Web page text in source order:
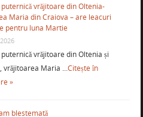
vrăjitoare din Oltenia-
Maria din Craiova – are leacuri
pentru luna Martie
vrăjitoare din Oltenia și
vrăjitoarea Maria …Citește în
»
blestemată